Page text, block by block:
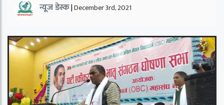
न्यूज डेस्क|December 3rd, 2021